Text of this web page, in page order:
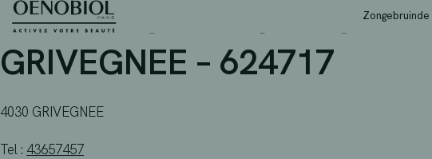
SkipPHARMACIE PIRON –
GRIVEGNEE – 624717
4030 GRIVEGNEE
Tel : 43657457